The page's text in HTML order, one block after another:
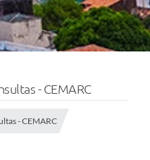
- CEMARC
- CEMARC